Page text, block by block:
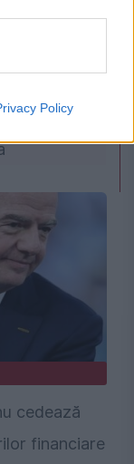
Policy
a luat o
cedează
financiare